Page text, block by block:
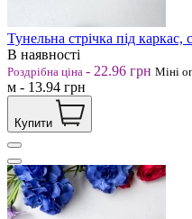
Тунельна стрічка під
В наявності
Роздрібна ціна - 22.96 грн Міні
м - 13.94 грн
Купити